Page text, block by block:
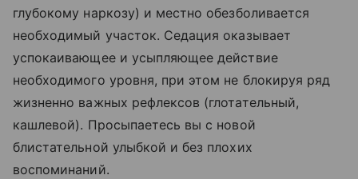
глубокому наркозу) и местно обезболивается
необходимый участок. Седация оказывает
успокаивающее и усыпляющее действие
необходимого уровня, при этом не блокируя ряд
жизненно важных рефлексов (глотательный,
кашлевой). Просыпаетесь вы с новой
блистательной улыбкой и без плохих
воспоминаний.